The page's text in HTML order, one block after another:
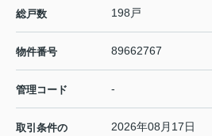
総戸数 198戸
物件番号 89662767
管理コード -
取引条件の
2026年08月17日